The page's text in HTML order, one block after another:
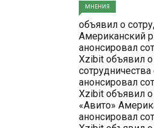
МНЕНИЯ
объявил о
Американский
анонсировал
Xzibit объявил о
анонсировал
Xzibit объявил
«Авито»
анонсировал